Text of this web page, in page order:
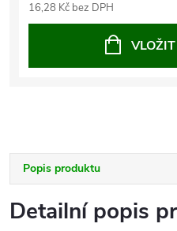
16,28 Kč bez DPH
Popis produktu
Detailní popis